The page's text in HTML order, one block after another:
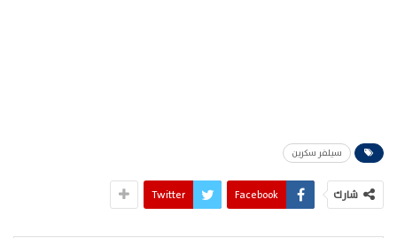
سيلفر سكرين
شارك Facebook
Twitter